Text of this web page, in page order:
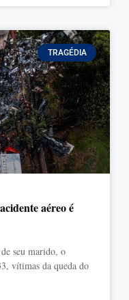
TRAGÉDIA
aéreo é
seu marido, o
vítimas da queda do